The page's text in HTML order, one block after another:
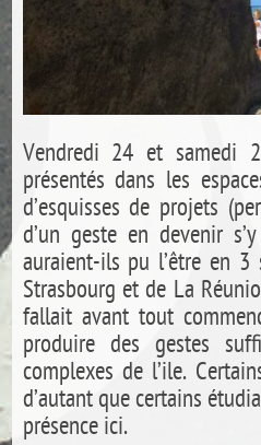
Vendredi 24 et samedi
présentés dans les
d’esquisses de projets
d’un geste en devenir
auraient-ils pu l’être en 3
Strasbourg et de La
fallait avant tout
produire des gestes
complexes de l’ile.
d’autant que certains
présence ici.